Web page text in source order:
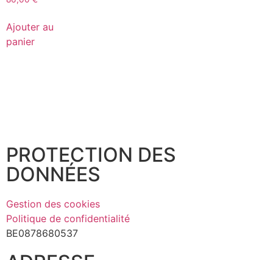
Ajouter au
panier
PROTECTION DES
DONNÉES
Gestion des cookies
Politique de confidentialité
BE0878680537